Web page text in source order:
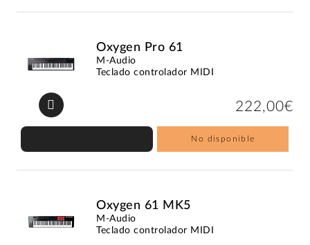
Oxygen Pro 61
M-Audio
Teclado controlador MIDI
222,00€
No disponible
Oxygen 61 MK5
M-Audio
Teclado controlador MIDI